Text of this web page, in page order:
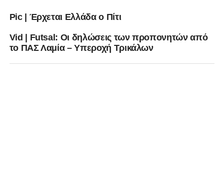
Pic | Έρχεται Ελλάδα ο Πίτι
Vid | Futsal: Οι δηλώσεις των προπονητών από
το ΠΑΣ Λαμία – Yπεροχή Τρικάλων